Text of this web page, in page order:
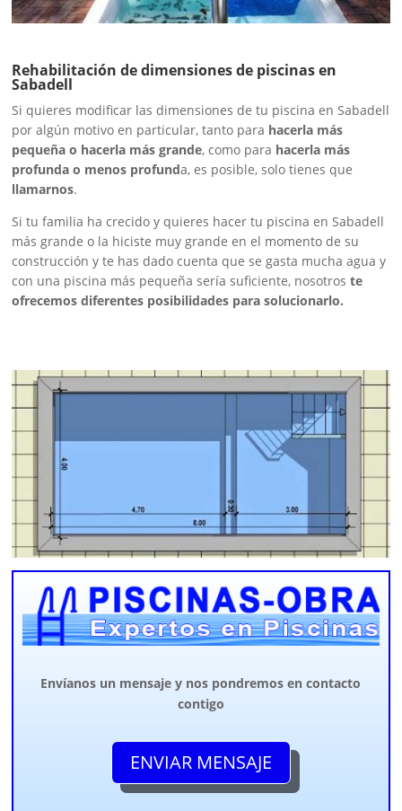
Rehabilitación de dimensiones de piscinas en
Sabadell
Si quieres modificar las dimensiones de tu piscina en Sabadell
por algún motivo en particular, tanto para hacerla más
pequeña o hacerla más grande, como para hacerla más
profunda o menos profunda, es posible, solo tienes que
llamarnos.
Si tu familia ha crecido y quieres hacer tu piscina en Sabadell
más grande o la hiciste muy grande en el momento de su
construcción y te has dado cuenta que se gasta mucha agua y
con una piscina más pequeña sería suficiente, nosotroste
ofrecemos diferentes posibilidades para solucionarlo.
Envíanos un mensaje y nos pondremos en contacto
contigo
ENVIAR MENSAJE